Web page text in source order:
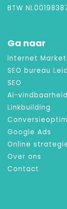
BTW
Ga naar
Internet
SEO bureau
SEO
AI-vindbaarheid
Linkbuilding
Google Ads
Online
Over ons
Contact